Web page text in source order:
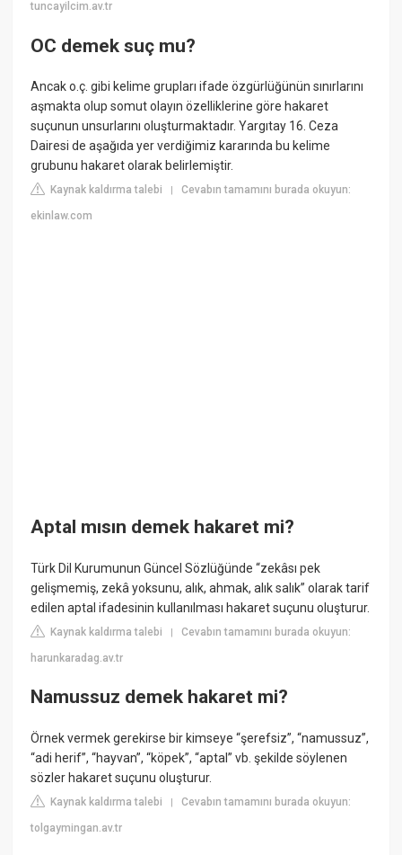
tuncayilcim.av.tr
OC demek suç mu?
Ancak o.ç. gibi kelime grupları ifade özgürlüğünün sınırlarını
aşmakta olup somut olayın özelliklerine göre hakaret
suçunun unsurlarını oluşturmaktadır. Yargıtay 16. Ceza
Dairesi de aşağıda yer verdiğimiz kararında bu kelime
grubunu hakaret olarak belirlemiştir.
Kaynak kaldırma talebi |Cevabın tamamını burada okuyun:
ekinlaw.com
Aptal mısın demek hakaret mi?
Türk Dil Kurumunun Güncel Sözlüğünde “zekâsı pek
gelişmemiş, zekâ yoksunu, alık, ahmak, alık salık” olarak tarif
edilen aptal ifadesinin kullanılması hakaret suçunu oluşturur.
Kaynak kaldırma talebi |Cevabın tamamını burada okuyun:
harunkaradag.av.tr
Namussuz demek hakaret mi?
Örnek vermek gerekirse bir kimseye “şerefsiz”, “namussuz”,
“adi herif”, “hayvan”, “köpek”, “aptal” vb. şekilde söylenen
sözler hakaret suçunu oluşturur.
Kaynak kaldırma talebi |Cevabın tamamını burada okuyun:
tolgaymingan.av.tr